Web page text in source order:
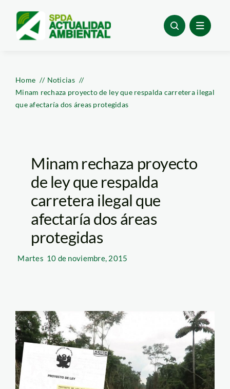
content
Home
Noticias
Minam rechaza proyecto de ley que respalda carretera ilegal
que afectaría dos áreas protegidas
Minam rechaza proyecto
de ley que respalda
carretera ilegal que
afectaría dos áreas
protegidas
Martes 10 de noviembre, 2015